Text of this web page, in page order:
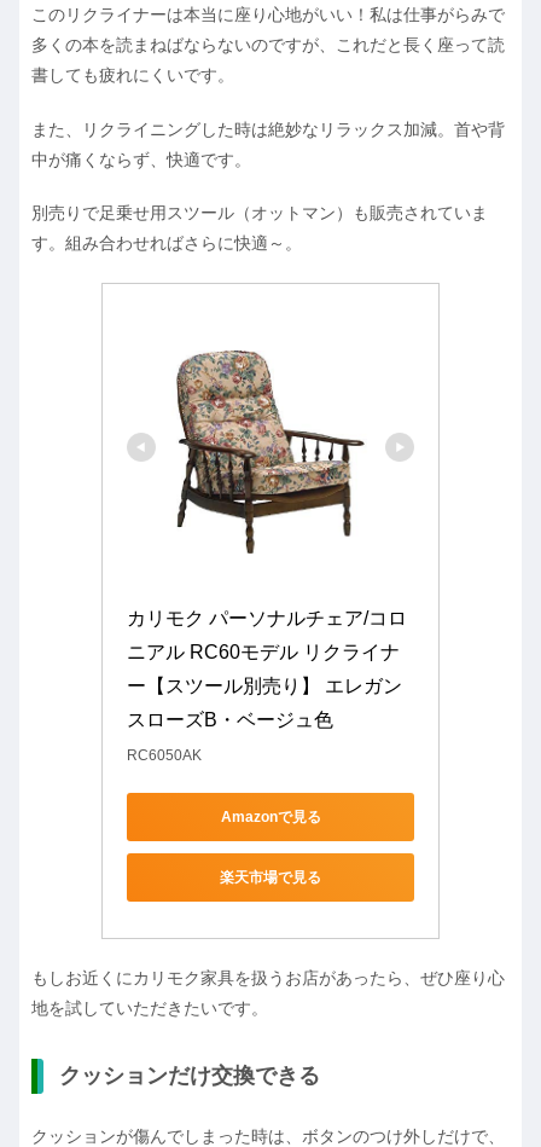
このリクライナーは本当に座り心地がいい！私は仕事がらみで
多くの本を読まねばならないのですが、これだと長く座って読
書しても疲れにくいです。
また、リクライニングした時は絶妙なリラックス加減。首や背
中が痛くならず、快適です。
別売りで足乗せ用スツール（オットマン）も販売されていま
す。組み合わせればさらに快適～。
カリモク パーソナルチェア/コロ
ニアル RC60モデル リクライナ
ー【スツール別売り】 エレガン
スローズB・ベージュ色
RC6050AK
Amazonで見る
楽天市場で見る
もしお近くにカリモク家具を扱うお店があったら、ぜひ座り心
地を試していただきたいです。
クッションだけ交換できる
クッションが傷んでしまった時は、ボタンのつけ外しだけで、